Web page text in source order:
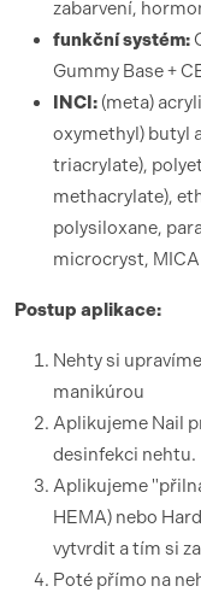
zabarvení,
funkční systém:
Gummy Base +
INCI: (meta)
oxymethyl) butyl
triacrylate),
methacrylate),
polysiloxane,
microcryst, MICA
Postup aplikace:
Nehty si
manikúrou
Aplikujeme Nail
desinfekci nehtu.
Aplikujeme
HEMA) nebo
vytvrdit a tím si
Poté přímo na